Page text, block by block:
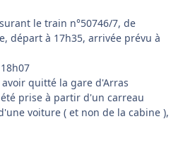
le train n°50746/7, de
départ à 17h35, arrivée prévu à
quitté la gare d'Arras
prise à partir d'un carreau
voiture ( et non de la cabine ),